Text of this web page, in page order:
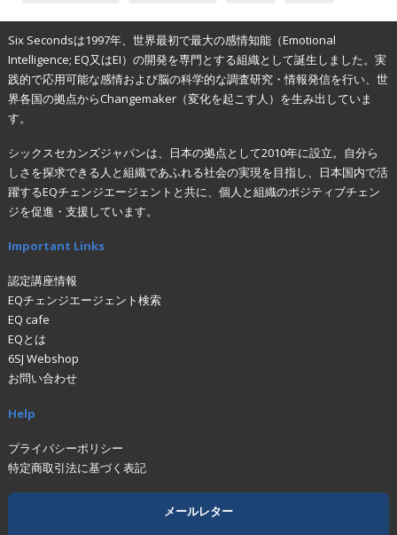
Six Secondsは1997年、世界最初で最大の感情知能（Emotional
Intelligence; EQ又はEI）の開発を専門とする組織として誕生しました。実
践的で応用可能な感情および脳の科学的な調査研究・情報発信を行い、世
界各国の拠点からChangemaker（変化を起こす人）を生み出していま
す。
シックスセカンズジャパンは、日本の拠点として2010年に設立。自分ら
しさを探求できる人と組織であふれる社会の実現を目指し、日本国内で活
躍するEQチェンジエージェントと共に、個人と組織のポジティブチェン
ジを促進・支援しています。
Important Links
認定講座情報
EQチェンジエージェント検索
EQ cafe
EQとは
6SJ Webshop
お問い合わせ
Help
プライバシーポリシー
特定商取引法に基づく表記
メールレター